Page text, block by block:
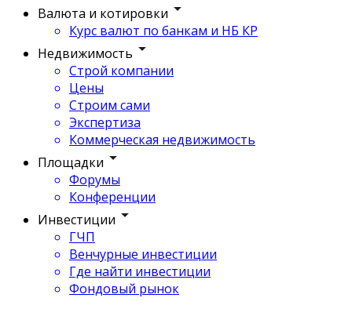
Валюта и котировки
Курс валют по банкам и НБ КР
Недвижимость
Строй компании
Цены
Строим сами
Экспертиза
Коммерческая недвижимость
Площадки
Форумы
Конференции
Инвестиции
ГЧП
Венчурные инвестиции
Где найти инвестиции
Фондовый рынок